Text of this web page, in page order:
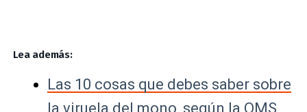
Lea además:
Las 10 cosas que debes saber sobre
la viruela del mono, según la OMS